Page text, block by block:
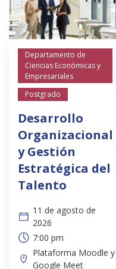
Departamento de
Ciencias Económicas y
Empresariales
Postgrado
Desarrollo
Organizacional
y Gestión
Estratégica del
Talento
11 de agosto de
2026
7:00 pm
Plataforma Moodle y
Google Meet